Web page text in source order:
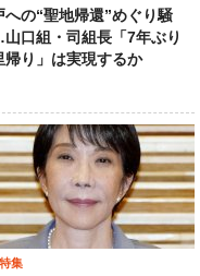
への“聖地帰還”めぐり騒
口組・司組長「7年ぶり
帰り」は実現するか
集